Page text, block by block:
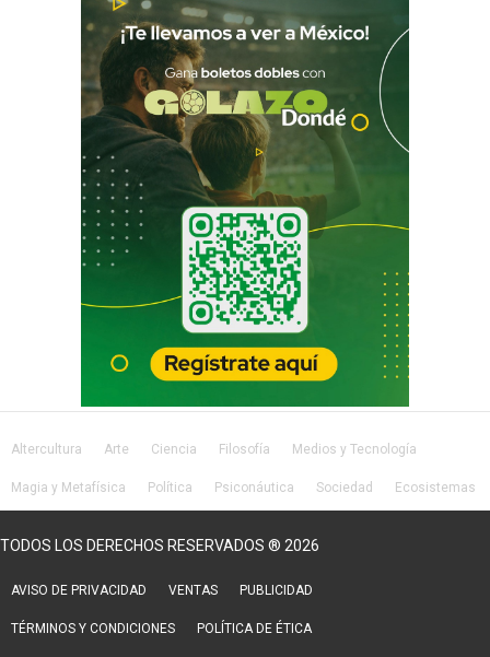
Altercultura Arte Ciencia Filosofía Medios y Tecnología
Magia y Metafísica Política Psiconáutica Sociedad Ecosistemas
TODOS LOS DERECHOS RESERVADOS ® 2026
AVISO DE PRIVACIDAD VENTAS PUBLICIDAD
TÉRMINOS Y CONDICIONES POLÍTICA DE ÉTICA